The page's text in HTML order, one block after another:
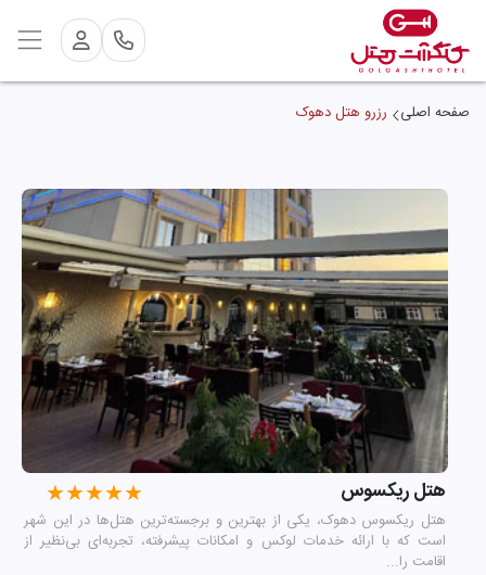
صفحه اصلی رزرو هتل دهوک
هتل ریکسوس ★★★★★
هتل ریکسوس دهوک، یکی از بهترین و برجسته‌ترین هتل‌ها در این شهر
است که با ارائه خدمات لوکس و امکانات پیشرفته، تجربه‌ای بی‌نظیر از
اقامت را...